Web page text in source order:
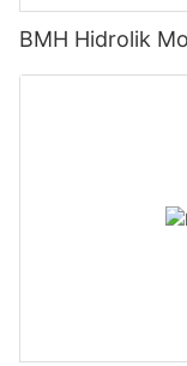
BMH Hidrolik